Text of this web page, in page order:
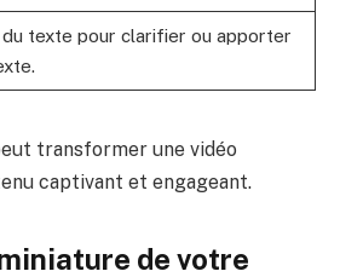
texte pour clarifier ou apporter
transformer une vidéo
captivant et engageant.
de votre